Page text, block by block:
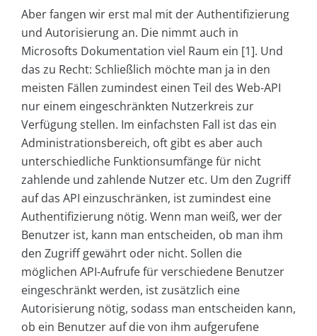
Aber fangen wir erst mal mit der Authentifizierung
und Autorisierung an. Die nimmt auch in
Microsofts Dokumentation viel Raum ein [1]. Und
das zu Recht: Schließlich möchte man ja in den
meisten Fällen zumindest einen Teil des Web-API
nur einem eingeschränkten Nutzerkreis zur
Verfügung stellen. Im einfachsten Fall ist das ein
Administrationsbereich, oft gibt es aber auch
unterschiedliche Funktionsumfänge für nicht
zahlende und zahlende Nutzer etc. Um den Zugriff
auf das API einzuschränken, ist zumindest eine
Authentifizierung nötig. Wenn man weiß, wer der
Benutzer ist, kann man entscheiden, ob man ihm
den Zugriff gewährt oder nicht. Sollen die
möglichen API-Aufrufe für verschiedene Benutzer
eingeschränkt werden, ist zusätzlich eine
Autorisierung nötig, sodass man entscheiden kann,
ob ein Benutzer auf die von ihm aufgerufene